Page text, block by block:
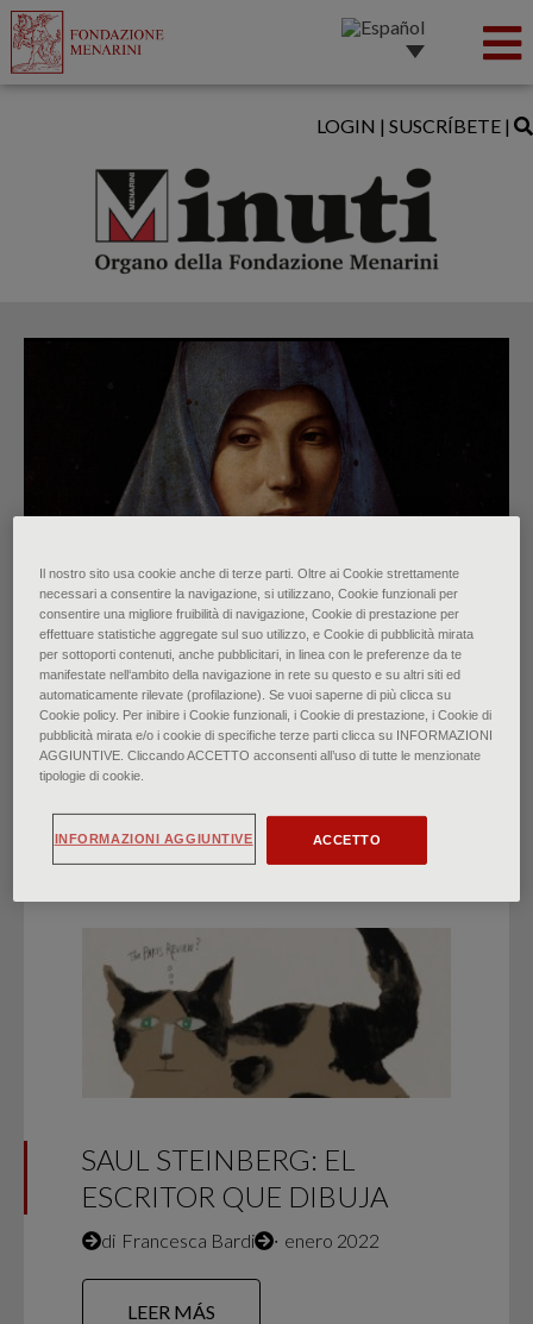
LOGIN | SUSCRÍBETE |
Mujeres: el retrato y lo ideal
di Lorenzo Gualtieri ∙ enero 2022
HIGHLIGHTS
SAUL STEINBERG: EL
ESCRITOR QUE DIBUJA
di Francesca Bardi ∙ enero 2022
LEER MÁS
Il nostro sito usa cookie anche di terze parti. Oltre ai Cookie strettamente
necessari a consentire la navigazione, si utilizzano, Cookie funzionali per
consentire una migliore fruibilità di navigazione, Cookie di prestazione per
effettuare statistiche aggregate sul suo utilizzo, e Cookie di pubblicità mirata
per sottoporti contenuti, anche pubblicitari, in linea con le preferenze da te
manifestate nell‘ambito della navigazione in rete su questo e su altri siti ed
automaticamente rilevate (profilazione). Se vuoi saperne di più clicca su
Cookie policy. Per inibire i Cookie funzionali, i Cookie di prestazione, i Cookie di
pubblicità mirata e/o i cookie di specifiche terze parti clicca su INFORMAZIONI
AGGIUNTIVE. Cliccando ACCETTO acconsenti all’uso di tutte le menzionate
tipologie di cookie.
ACCETTO
INFORMAZIONI AGGIUNTIVE